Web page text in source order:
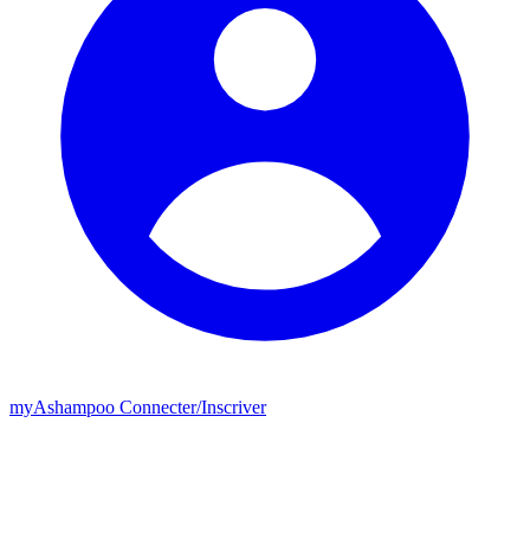
myAshampoo Connecter/Inscriver